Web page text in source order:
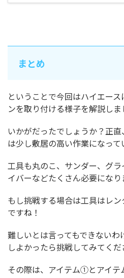
まとめ
ということで今回はハイエー
ンを取り付ける様子を解説しま
いかがだったでしょうか？正
は少し敷居の高い作業になって
工具も丸のこ、サンダー、グ
イバーなどたくさん必要になり
もし挑戦する場合は工具はレ
ですね！
難しいとは言ってもできない
しよかったら挑戦してみてくだ
その際は、アイテム①とアイ